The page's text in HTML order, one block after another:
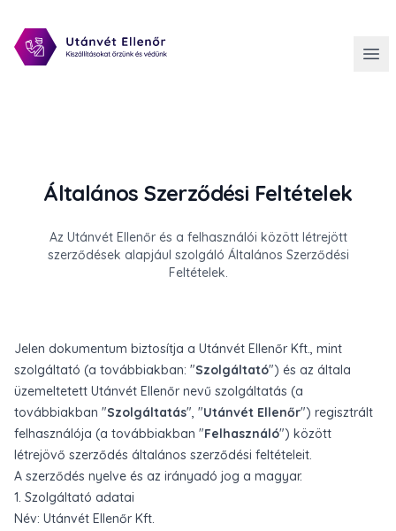
Általános Szerződési Feltételek
Az Utánvét Ellenőr és a felhasználói között létrejött
szerződések alapjául szolgáló Általános Szerződési
Feltételek.
Jelen dokumentum biztosítja a Utánvét Ellenőr Kft., mint
szolgáltató (a továbbiakban: "Szolgáltató") és az általa
üzemeltetett Utánvét Ellenőr nevű szolgáltatás (a
továbbiakban "Szolgáltatás", "Utánvét Ellenőr") regisztrált
felhasználója (a továbbiakban "Felhasználó") között
létrejövő szerződés általános szerződési feltételeit.
A szerződés nyelve és az irányadó jog a magyar.
1. Szolgáltató adatai
Név: Utánvét Ellenőr Kft.